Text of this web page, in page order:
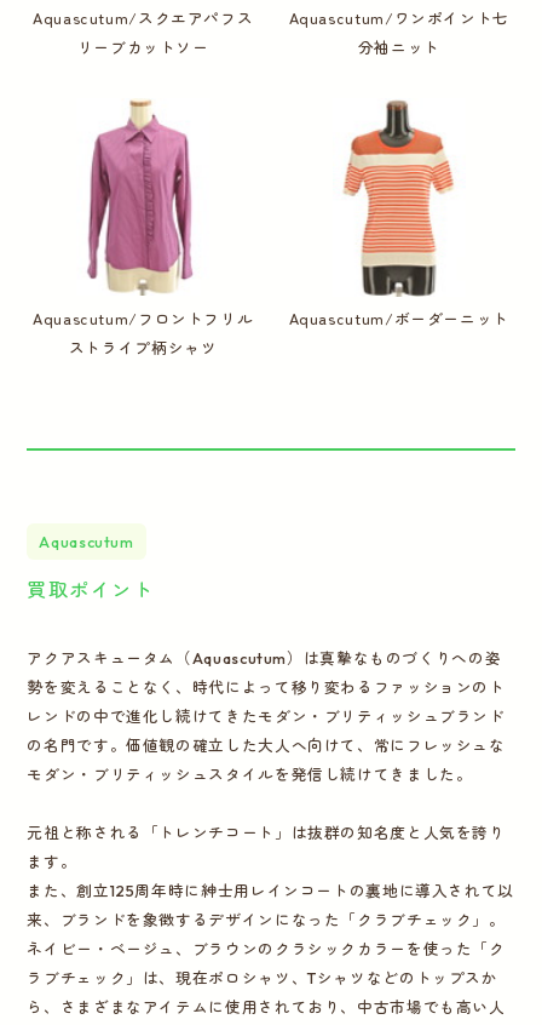
Aquascutum/スクエアパフス
リーブカットソー
Aquascutum/ワンポイント七
分袖ニット
Aquascutum/フロントフリル
ストライプ柄シャツ
Aquascutum/ボーダーニット
Aquascutum
買取ポイント
アクアスキュータム（Aquascutum）は真摯なものづくりへの姿
勢を変えることなく、時代によって移り変わるファッションのト
レンドの中で進化し続けてきたモダン・ブリティッシュブランド
の名門です。価値観の確立した大人へ向けて、常にフレッシュな
モダン・ブリティッシュスタイルを発信し続けてきました。
元祖と称される「トレンチコート」は抜群の知名度と人気を誇り
ます。
また、創立125周年時に紳士用レインコートの裏地に導入されて以
来、ブランドを象徴するデザインになった「クラブチェック」。
ネイビー・ベージュ、ブラウンのクラシックカラーを使った「ク
ラブチェック」は、現在ポロシャツ、Tシャツなどのトップスか
ら、さまざまなアイテムに使用されており、中古市場でも高い人